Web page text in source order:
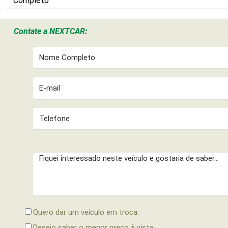
Contate a NEXTCAR:
Quero dar um veículo em troca.